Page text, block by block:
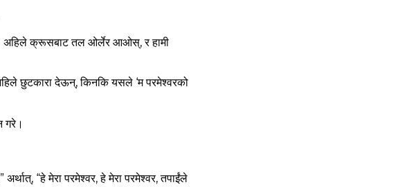
अहिले क्रूसबाट तल ओर्लेर आओस्, र हामी
छुटकारा देऊन्, किनकि यसले ‘म परमेश्‍वरको
गरे।
“हे मेरा परमेश्‍वर, हे मेरा परमेश्‍वर, तपाईंले